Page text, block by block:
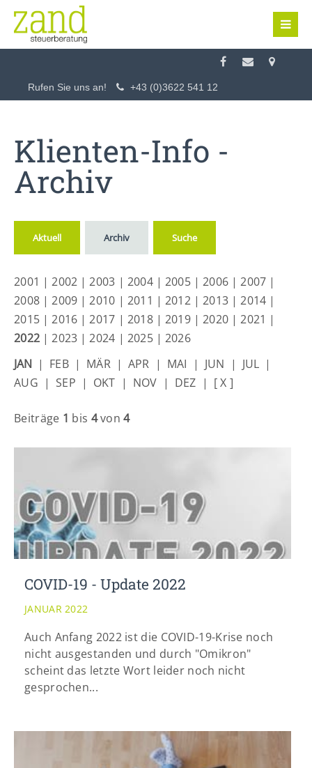
Login
Register|Lost your password?
Support
24h/ 365days
We offer support for our customers
Cybersteel Inc.
376-293 City Road, Suite 600
San Francisco, CA 94102
+44 1234 567 890
Drop us a line
info@yourdomain.com
Rufen Sie uns an! +43 (0)3622 541 12
Klienten-Info -
Archiv
Aktuell Archiv Suche
2001 |2002 |2003 | 2004| 2005 |2006 |2007 |
2008 |2009 |2010 | 2011 | 2012 |2013 |2014 |
2015 |2016 |2017 | 2018| 2019 |2020 |2021 |
2022 |2023 |2024 | 2025| 2026
JAN | FEB| MÄR| APR | MAI | JUN | JUL |
AUG | SEP | OKT | NOV | DEZ | [ X ]
Beiträge 1 bis 4von4
COVID-19 - Update 2022
JANUAR 2022
Auch Anfang 2022 ist die COVID-19-Krise noch
nicht ausgestanden und durch "Omikron"
scheint das letzte Wort leider noch nicht
gesprochen...